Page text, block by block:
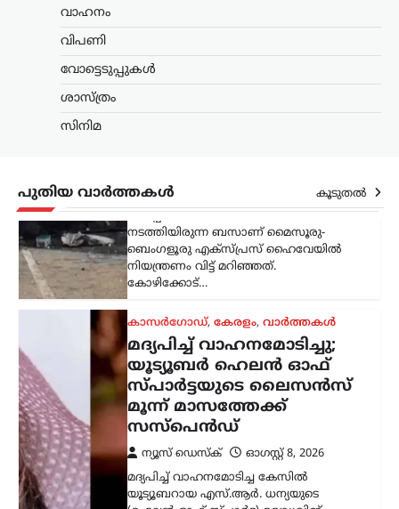
വാഹനം
വിപണി
വോട്ടെടുപ്പുകൾ
ശാസ്ത്രം
സിനിമ
പുതിയ വാർത്തകൾ കൂടുതൽ
കാസർഗോഡ്,കേരളം,വാർത്തകൾ
മദ്യപിച്ച് വാഹനമോടിച്ചു;
യൂട്യൂബർ ഹെലൻ ഓഫ്
മൂന്ന് മാസത്തേക്ക്
മദ്യപിച്ച് വാഹനമോടിച്ച കേസിൽ
(ഹെലൻ ഓഫ് സ്പാർട്ട) ഡ്രൈവിങ്
ലൈസൻസ് മൂന്ന് മാസത്തേക്ക്
സസ്‌പെൻഡ് ചെയ്തു. മദ്യപിച്ച്
അപകടസാധ്യത സൃഷ്ടിക്കുന്ന തരത്തിൽ
വാഹനം…
ട്രെൻഡിംഗ്,ദേശീയം,വാർത്തകൾ
114 റാഫേൽ
യുദ്ധവിമാനങ്ങൾക്കായി
ഫ്രാൻസിന്റെ വമ്പൻ
ഓഫർ; 94 എണ്ണം
ഇന്ത്യയിൽ നിർമ്മിക്കും
ന്യൂസ് ഡെസ്ക്
ഓഗസ്റ്റ്‌ 8, 2026
ഇന്ത്യൻ വ്യോമസേനയുടെ ശക്തി
വർധിപ്പിക്കുന്നതിന് നിർണായകമായ